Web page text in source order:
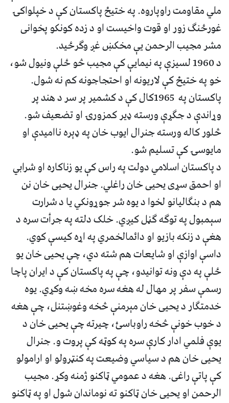
ملي مقاومت راوپاروه. په ختیځ پاکستان کې د خپلواکۍ
غورځنګ زور او قوت واخیست او د زده کونکو پخوانی
مشر مجیب الرحمن یې مخکښ غږ وګرځید.
د 1960 لسیزې په نیمایې کې مجیب څو ځلې ونیول شو،
خو په ختیځ کې لاریونه او احتجاجونه کم نه شول.
پاکستان په 1965کال کې د کشمیر پر سر د هند پر
وړاندې د جګړې ورسته ډیر کمزورۍ او تضعیف شو.
څلور کاله ورسته جنرال ایوب خان په ډېره ناامیدې او
مایوسۍ کې تسلیم شو.
د پاکستان اسلامي دولت په راس کې یو زناکاره او شرابي
او احمق سړی یحیی خان راغلي. جنرال یحیی خان نن
هم د بنګالیانو لخوا د یوه شر جوړونکي یا د شرارت
سېمبول په توګه ګڼل کیږي. خلک دلته په جرأت سره د
هغې د زنکه بازیو او دائمالخمري په اړه کیسې کوي.
داسې اوازې او شایعات هم شته دي، چې یحیی خان یو
ځلې په دې ونه توانیدو، چې په پاکستان کې د ایران پاچا
رسمې سفر پر مهال له هغه سره مخه ښه وکړي. یوه
خدمتګار د یحیی خان مېرمنې څخه وغوښتنل، چې هغه
د خوب خونې څخه راوباسئ، چیرته چې یحیی خان د
یوې فلمي ادار کارې سره په کوټه کې پروت و. جنرال
یحیی خان هم د سیاسي وضیعت په کنټرولو او ارامولو
کې پاتې راغی. هغه د عمومي ټاکنو ژمنه وکړ. مجیب
الرحمن او یحیی خان ټاکنو ته نوماندان شول او په ټاکنو